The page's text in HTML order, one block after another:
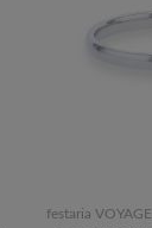
festaria VOYAGE